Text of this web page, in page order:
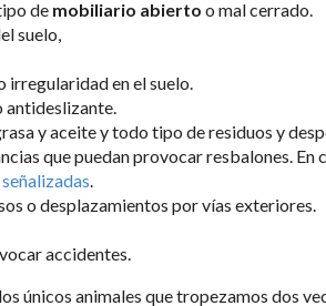
de mobiliario abierto o mal cerrado.
suelo,
irregularidad en el suelo.
antideslizante.
y aceite y todo tipo de residuos y
que puedan provocar resbalones. En
señalizadas
o desplazamientos por vías exteriores.
accidentes.
únicos animales que tropezamos dos